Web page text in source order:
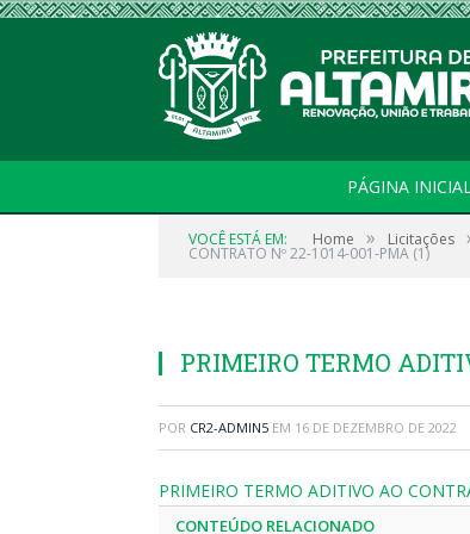
PÁGINA
VOCÊ ESTÁ EM: Home » Licitações
CONTRATO Nº 22-1014-001-PMA (1)
PRIMEIRO TERMO
POR CR2-ADMIN5 EM 16 DE DEZEMBRO DE 2022
PRIMEIRO TERMO ADITIVO AO
CONTEÚDO RELACIONADO